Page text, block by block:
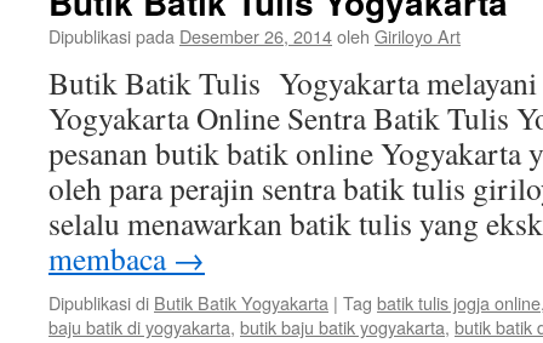
Dipublikasi pada Desember 26, 2014oleh Giriloyo Art
Butik Batik Tulis Yogyakarta
Yogyakarta Online Sentra Batik Tulis
pesanan butik batik online Yogyakarta
oleh para perajin sentra batik tulis
selalu menawarkan batik tulis yang
membaca →
Dipublikasi di Butik Batik Yogyakarta | Tag batik tulis jogja online
baju batik di yogyakarta, butik baju batik yogyakarta, butik batik